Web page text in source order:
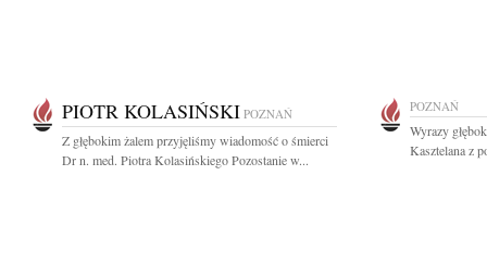
PIOTR KOLASIŃSKI POZNAŃ
Z głębokim żalem przyjęliśmy wiadomość o śmierci
Dr n. med. Piotra Kolasińskiego Pozostanie w...
POZNAŃ
Wyrazy
Kasztelana z